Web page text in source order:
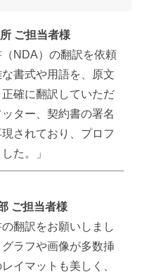
ご担当者様
（NDA）の翻訳を依頼
書式や用語を、原文
確に翻訳していただ
ター、契約書の署名
されており、プロフ
た。」
ご担当者様
翻訳をお願いしまし
ラフや画像が多数挿
イマットも美しく、